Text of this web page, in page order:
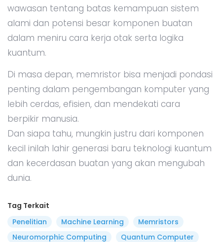
wawasan tentang batas kemampuan sistem
alami dan potensi besar komponen buatan
dalam meniru cara kerja otak serta logika
kuantum.
Di masa depan, memristor bisa menjadi pondasi
penting dalam pengembangan komputer yang
lebih cerdas, efisien, dan mendekati cara
berpikir manusia.
Dan siapa tahu, mungkin justru dari komponen
kecil inilah lahir generasi baru teknologi kuantum
dan kecerdasan buatan yang akan mengubah
dunia.
Tag Terkait
Penelitian
Machine Learning
Memristors
Neuromorphic Computing
Quantum Computer